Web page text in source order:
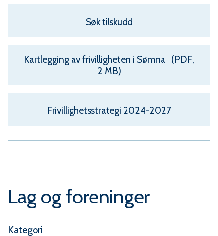
n
e
Søk tilskudd
Kartlegging av frivilligheten i Sømna (PDF,
2 MB)
Frivillighetsstrategi 2024-2027
Lag og foreninger
Kategori